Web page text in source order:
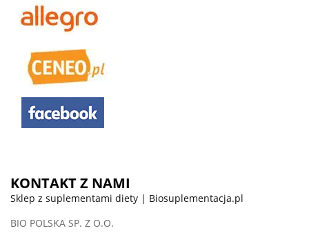
KONTAKT Z NAMI
Sklep z suplementami diety | Biosuplementacja.pl
BIO POLSKA SP. Z O.O.